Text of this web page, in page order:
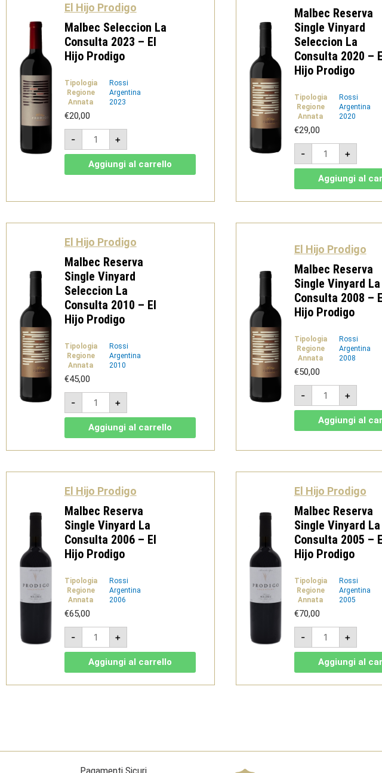
El Hijo Prodigo
Malbec Seleccion La
Consulta 2023 – El
Hijo Prodigo
Tipologia
Rossi
Regione
Argentina
Annata
2023
€20,00
-
Malbec
Seleccion
La
Consulta
2023
-
Prodigo
+
Aggiungi al carrello
Malbec Reserva
Single Vinyard
Seleccion La
Consulta 2020 –
Hijo Prodigo
Tipologia
Rossi
Regione
Argentina
Annata
2020
€29,00
-
Malbec
Reserva
Single
Vinyard
Seleccion
La
Consulta
Prodigo
quantità
+
Aggiungi al
El Hijo Prodigo
Malbec Reserva
Single Vinyard
Seleccion La
Consulta 2010 – El
Hijo Prodigo
Tipologia
Rossi
Regione
Argentina
Annata
2010
€45,00
-
Malbec
Reserva
Single
Vinyard
Seleccion
La
Consulta
Hijo
Prodigo
+
Aggiungi al carrello
El Hijo Prodigo
Malbec Reserva
Single Vinyard La
Consulta 2008 –
Hijo Prodigo
Tipologia
Rossi
Regione
Argentina
Annata
2008
€50,00
-
Malbec
Reserva
Single
Vinyard
La
Consulta
-
Hijo
quantità
+
Aggiungi al
El Hijo Prodigo
Malbec Reserva
Single Vinyard La
Consulta 2006 – El
Hijo Prodigo
Tipologia
Rossi
Regione
Argentina
Annata
2006
€65,00
-
Malbec
Reserva
Single
Vinyard
La
Consulta
2006
+
Aggiungi al carrello
El Hijo Prodigo
Malbec Reserva
Single Vinyard La
Consulta 2005 –
Hijo Prodigo
Tipologia
Rossi
Regione
Argentina
Annata
2005
€70,00
-
Malbec
Reserva
Single
Vinyard
La
Consulta
2005
+
Aggiungi al
Pagamenti Sicuri